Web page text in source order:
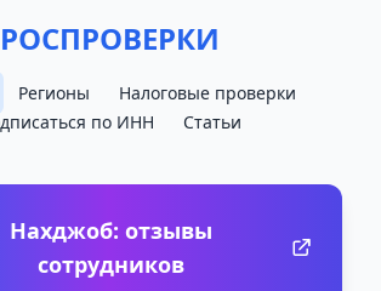
РОСПРОВЕРКИ
Регионы
Налоговые проверки
по ИНН
Статьи
Нахджоб: отзывы
сотрудников